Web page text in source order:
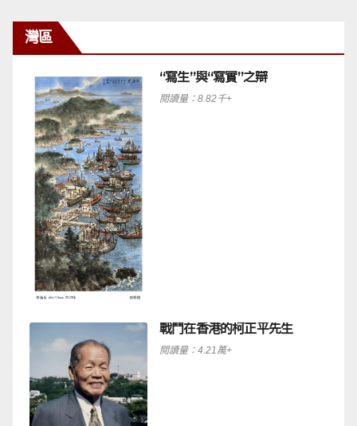
灣區
“寫生”與“寫實”之辯
閱讀量：8.82千+
戰鬥在香港的柯正平先生
閱讀量：4.21萬+